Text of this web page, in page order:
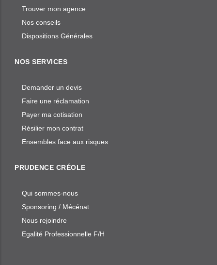
Trouver mon agence
Nos conseils
Dispositions Générales
NOS SERVICES
Demander un devis
Faire une réclamation
Payer ma cotisation
Résilier mon contrat
Ensembles face aux risques
PRUDENCE CRÉOLE
Qui sommes-nous
Sponsoring / Mécénat
Nous rejoindre
Egalité Professionnelle F/H